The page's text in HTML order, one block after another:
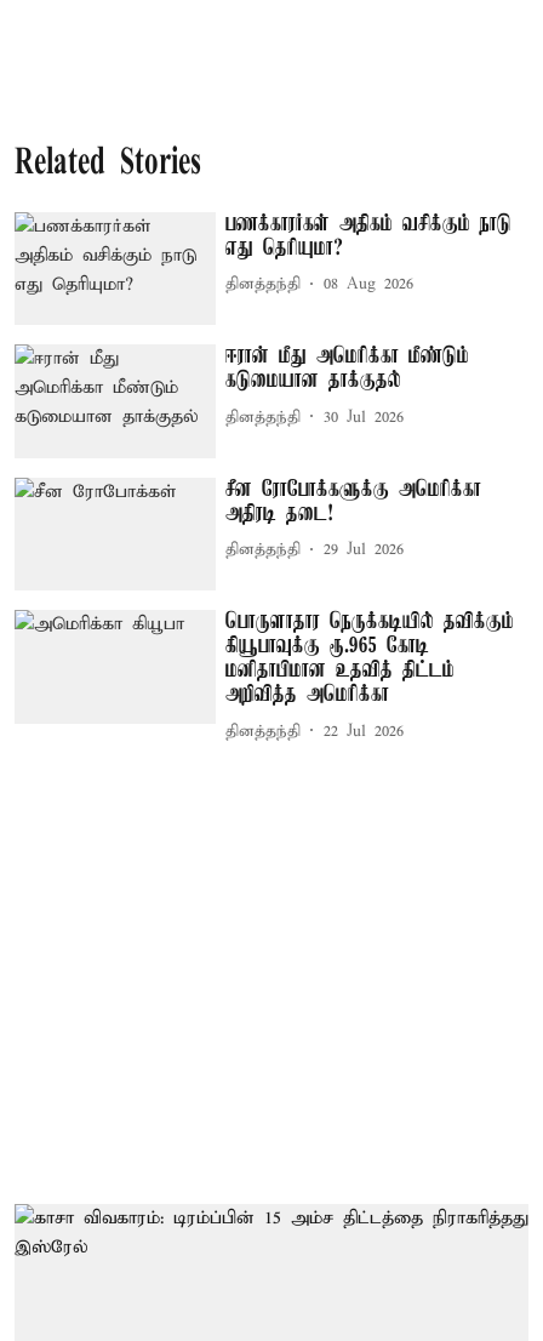
Related Stories
பணக்காரர்கள் அதிகம் வசிக்கும் நாடு
எது தெரியுமா?
தினத்தந்தி 08 Aug 2026
ஈரான் மீது அமெரிக்கா மீண்டும்
கடுமையான தாக்குதல்
தினத்தந்தி 30 Jul 2026
சீன ரோபோக்களுக்கு அமெரிக்கா
அதிரடி தடை!
தினத்தந்தி 29 Jul 2026
பொருளாதார நெருக்கடியில் தவிக்கும்
கியூபாவுக்கு ரூ.965 கோடி
மனிதாபிமான உதவித் திட்டம்
அறிவித்த அமெரிக்கா
தினத்தந்தி 22 Jul 2026